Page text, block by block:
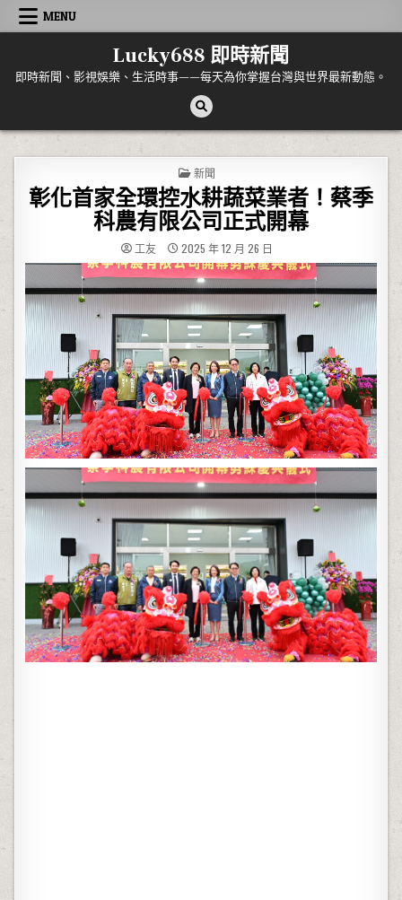
Skip to content
MENU
Lucky688 即時新聞
即時新聞、影視娛樂、生活時事——每天為你掌握台灣與世界最新動態。
POSTED IN
新聞
彰化首家全環控水耕蔬菜業者！蔡季
科農有限公司正式開幕
工友 2025 年 12 月 26 日